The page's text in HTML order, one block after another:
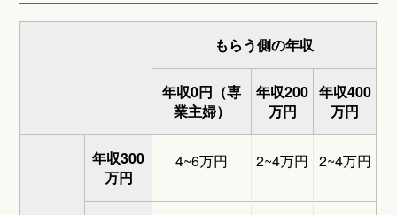
もらう側の年収
年収0円（専
業主婦）
年収200
万円
年収400
万円
年収300
万円
4~6万円 2~4万円 2~4万円